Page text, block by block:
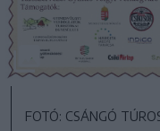
FOTÓ: CSÁNGÓ